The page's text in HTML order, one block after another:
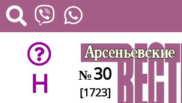
H №30
[1723]